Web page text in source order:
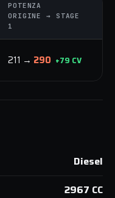
POTENZA
ORIGINE → STAGE
1
211 → 290 +79 CV
Diesel
2967 CC